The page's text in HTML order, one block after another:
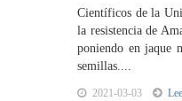
Científicos de la
la resistencia de
poniendo en jaque
semillas....
2021-03-03